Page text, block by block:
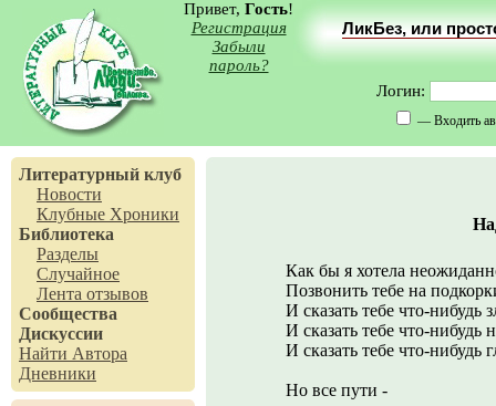
Привет, Гость!
Регистрация
Забыли
пароль?
ЛикБез, или
Логин:
— Входить
Литературный клуб
Новости
Клубные Хроники
Библиотека
Разделы
Случайное
Лента отзывов
Сообщества
Дискуссии
Найти Автора
Дневники
Как бы я хотела
Позвонить тебе на
И сказать тебе что-нибудь
И сказать тебе что-нибудь
И сказать тебе что-нибудь
Но все пути -